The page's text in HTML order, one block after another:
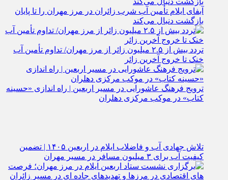
آبفای ایلام تأمین آب شرب زائران در مرز مهران را تا پایان
بازگشت دنبال می‌کند
تردد بیش از ۲.۵ میلیون زائر از مرز مهران/ تداوم تأمین آب
خنک تا خروج آخرین زائر
ترویج فرهنگ عاشورایی در مسیر اربعین | راه‌ اندازی «حسینه
کتاب» در موکب مرکزی دهلران
تلاش جهادی آب و فاضلاب ایلام در اربعین ۱۴۰۵ | تضمین
کیفیت آب برای ۳ میلیون مسافر در مسیر مهران